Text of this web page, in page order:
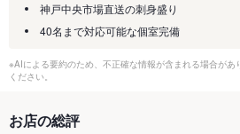
神戸中央市場直送の刺身盛り
40名まで対応可能な個室完備
※AIによる要約のため、不正確な情報が含まれる場合が
ください。
お店の総評